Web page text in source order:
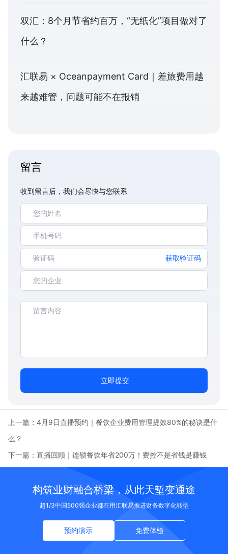
双汇：8个月节省约百万，“无纸化”项目做对了
什么？
汇联易 × Oceanpayment Card｜差旅费用越
来越难管，问题可能不在报销
留言
收到留言后，我们会尽快与您联系
获取验证码
立即提交
上一篇： 4月9日直播预约｜餐饮企业费用管理提效80%的秘诀是什
么？
下一篇： 直播回顾｜连锁餐饮年省200万！费控不是省钱是赚钱
构筑业财融合桥梁，从此天堑变通途
超1/3中国500强企业都在用汇联易推进财务数字化转型
预约演示 免费体验